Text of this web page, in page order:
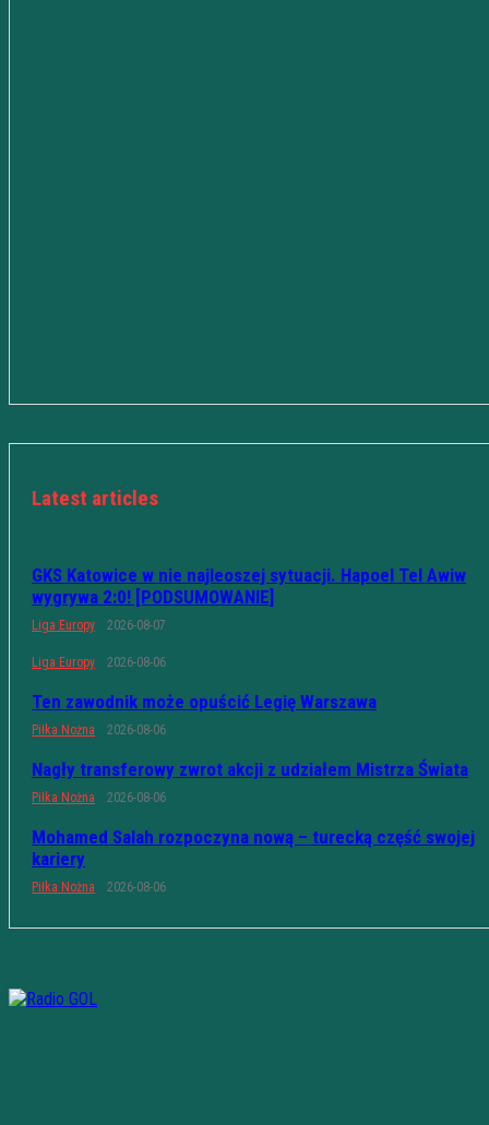
Latest articles
GKS Katowice w nie najleoszej sytuacji. Hapoel Tel Awiw
wygrywa 2:0! [PODSUMOWANIE]
Liga Europy 2026-08-07
Liga Europy 2026-08-06
Ten zawodnik może opuścić Legię Warszawa
Piłka Nożna 2026-08-06
Nagły transferowy zwrot akcji z udziałem Mistrza Świata
Piłka Nożna 2026-08-06
Mohamed Salah rozpoczyna nową – turecką część swojej
kariery
Piłka Nożna 2026-08-06